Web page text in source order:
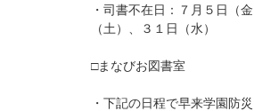
・司書不在日：７月５日（
（土）、３１日（水）
□まなびお図書室
・下記の日程で早来学園防